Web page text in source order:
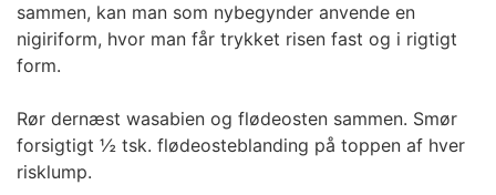
sammen, kan man som nybegynder anvende en
nigiriform, hvor man får trykket risen fast og i rigtigt
form.
Rør dernæst wasabien og flødeosten sammen. Smør
forsigtigt ½ tsk. flødeosteblanding på toppen af hver
risklump.